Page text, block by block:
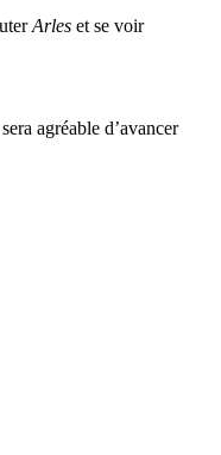
Arles et se voir
agréable d’avancer